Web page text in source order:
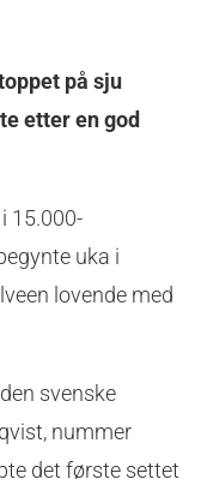
på sju
etter en god
15.000-
uka i
lovende med
svenske
nummer
det første settet